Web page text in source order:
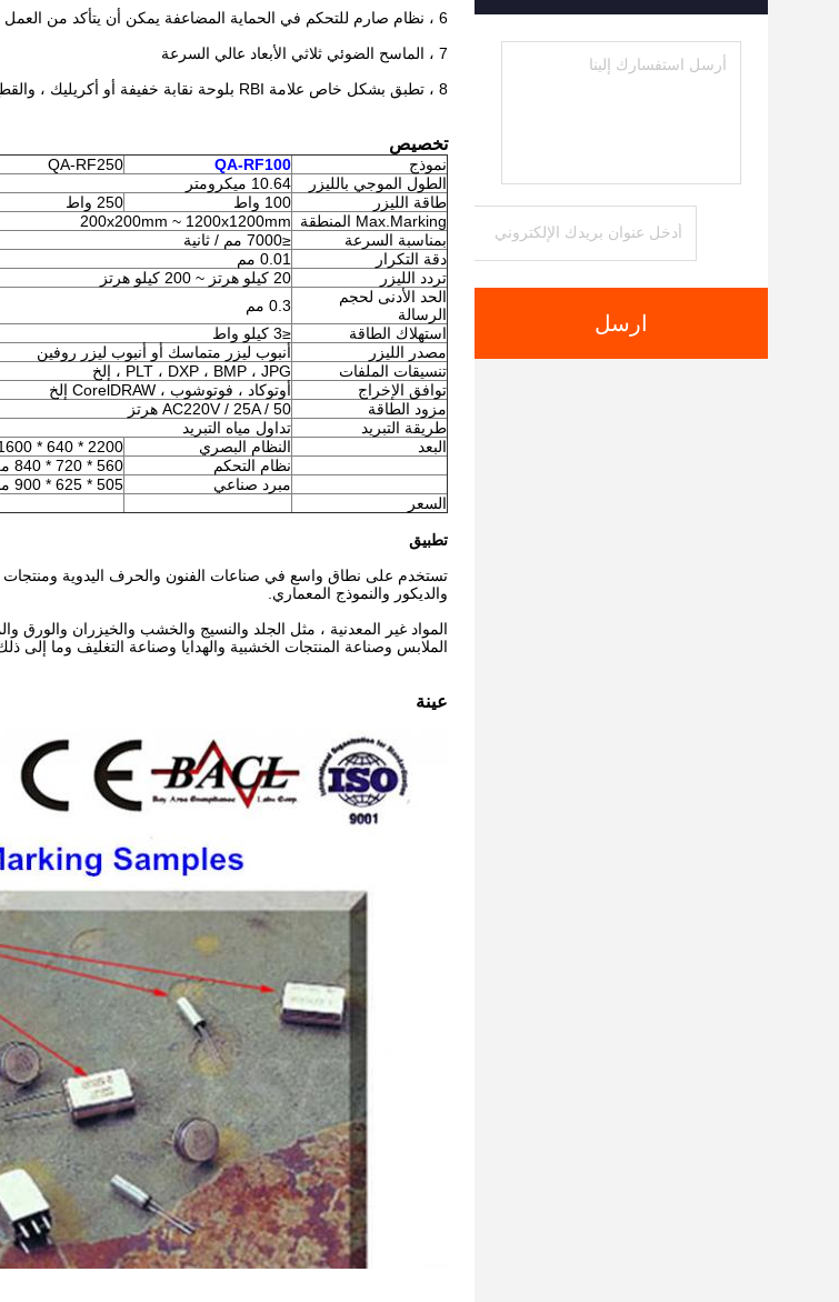
ارسل
6 ، نظام صارم للتحكم في الحماية المضاعفة يمكن أن يتأكد من العمل المستمر المستقر لـ 24 ساعة من نظام الوسم بالليزر.
7 ، الماسح الضوئي ثلاثي الأبعاد عالي السرعة
8 ، تطبق بشكل خاص علامة RBI بلوحة نقابة خفيفة أو أكريليك ، والقطع والنقش بالورق ولوح التشكيل والجلود وأحذية القدم.
تخصيص
نموذج QA-RF100
QA-RF250
الطول الموجي بالليزر
10.64 ميكرومتر
طاقة الليزر
100 واط 250 واط
Max.Marking المنطقة
200x200mm ~ 1200x1200mm
بمناسبة السرعة
≤7000 مم / ثانية
دقة التكرار
0.01 مم
تردد الليزر
20 كيلو هرتز ~ 200 كيلو هرتز
الحد الأدنى لحجم
الرسالة
0.3 مم
استهلاك الطاقة
≤3 كيلو واط
مصدر الليزر
أنبوب ليزر متماسك أو أنبوب ليزر روفين
تنسيقات الملفات
PLT ، DXP ، BMP ، JPG ، إلخ
توافق الإخراج
أوتوكاد ، فوتوشوب ، CorelDRAW إلخ
مزود الطاقة
AC220V / 25A / 50 هرتز
طريقة التبريد
تداول مياه التبريد
البعد
النظام البصري
2200 * 640 * 1600 ملم
نظام التحكم
560 * 720 * 840 ملم
مبرد صناعي
505 * 625 * 900 مم
السعر
تطبيق
تستخدم على نطاق واسع في صناعات الفنون والحرف اليدوية ومنتجات
والديكور والنموذج المعماري.
المواد غير المعدنية ، مثل الجلد والنسيج والخشب والخيزران والورق
الملابس وصناعة المنتجات الخشبية والهدايا وصناعة التغليف وما إلى
عينة